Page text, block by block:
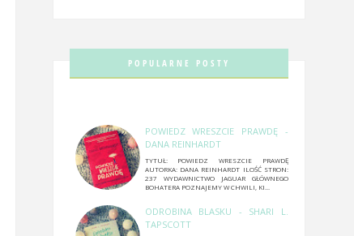
POPULARNE POSTY
POWIEDZ WRESZCIE PRAWDĘ -
DANA REINHARDT
TYTUŁ: POWIEDZ WRESZCIE PRAWDĘ
AUTORKA: DANA REINHARDT ILOŚĆ STRON:
237 WYDAWNICTWO JAGUAR GŁÓWNEGO
BOHATERA POZNAJEMY W CHWILI, KI...
ODROBINA BLASKU - SHARI L.
TAPSCOTT